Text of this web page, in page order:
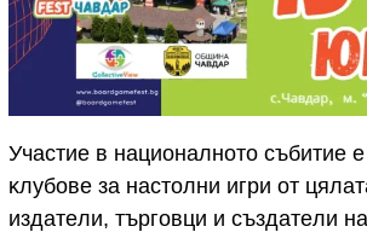
Участие в националното събитие
ĸлyбoвe зa нacтoлни игpи от
издaтeли, тъpгoвци и cъздaтeли